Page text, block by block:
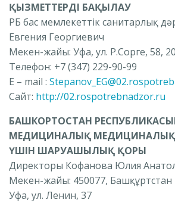
ҚЫЗМЕТТЕРДІ БАҚЫЛАУ
РБ бас мемлекеттік санитарлық
Евгения Георгиевич
Мекен-жайы: Уфа, ул. Р.Сорге, 58,
Телефон: +7 (347) 229-90-99
E – mail :
Сайт: http://02.rospotrebnadzor.ru
БАШКОРТОСТАН
МЕДИЦИНАЛЫҚ
ҮШІН ШАРУАШЫЛЫҚ ҚОРЫ
Директоры Кофанова Юлия
Мекен-жайы: 450077, Башқұртстан
Уфа, ул. Ленин, 37